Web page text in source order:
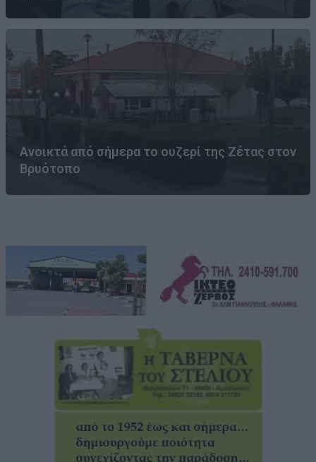
Ανοικτά από σήμερα το ουζερί της Ζέτας στον
Βρυότοπο